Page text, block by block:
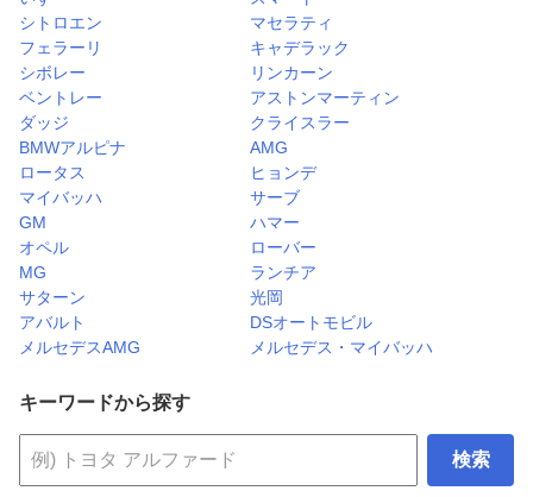
シトロエン
マセラティ
フェラーリ
キャデラック
シボレー
リンカーン
ベントレー
アストンマーティン
ダッジ
クライスラー
BMWアルピナ
AMG
ロータス
ヒョンデ
マイバッハ
サーブ
GM
ハマー
オペル
ローバー
MG
ランチア
サターン
光岡
アバルト
DSオートモビル
メルセデスAMG
メルセデス・マイバッハ
キーワードから探す
検索